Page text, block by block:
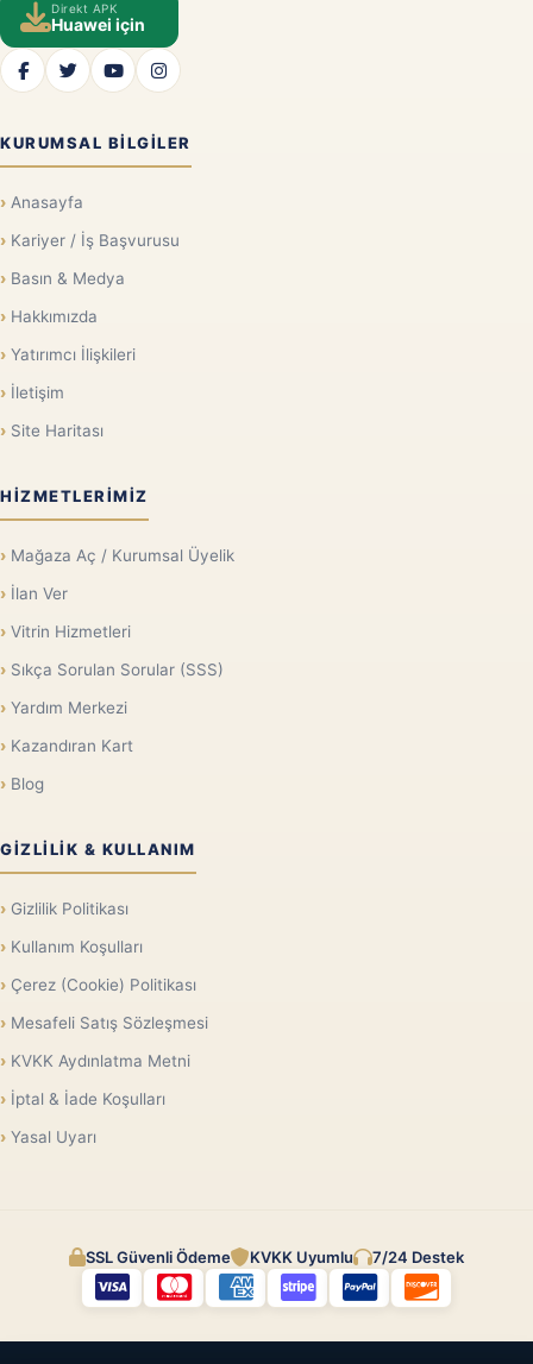
Direkt APK
Huawei için
KURUMSAL BILGILER
Anasayfa
Kariyer / İş Başvurusu
Basın & Medya
Hakkımızda
Yatırımcı İlişkileri
İletişim
Site Haritası
HIZMETLERIMIZ
Mağaza Aç / Kurumsal Üyelik
İlan Ver
Vitrin Hizmetleri
Sıkça Sorulan Sorular (SSS)
Yardım Merkezi
Kazandıran Kart
Blog
GIZLILIK & KULLANIM
Gizlilik Politikası
Kullanım Koşulları
Çerez (Cookie) Politikası
Mesafeli Satış Sözleşmesi
KVKK Aydınlatma Metni
İptal & İade Koşulları
Yasal Uyarı
SSL Güvenli Ödeme KVKK Uyumlu 7/24 Destek